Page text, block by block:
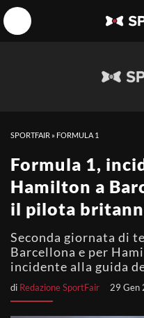
SPORTFAIR » FORMULA 1
Formula 1,
Hamilton a
il pilota
Seconda giornata di
Barcellona e per
incidente alla guida
di Redazione SportFair 29 Gen